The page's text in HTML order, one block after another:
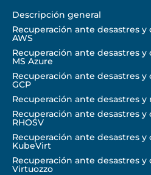
Descripción general
Recuperación ante desastres
AWS
Recuperación ante desastres
MS Azure
Recuperación ante desastres
GCP
Recuperación ante desastres y
Recuperación ante desastres
RHOSV
Recuperación ante desastres
KubeVirt
Recuperación ante desastres
Virtuozzo